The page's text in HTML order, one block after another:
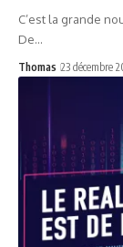
C’est la grande
De…
Thomas 23 décembre